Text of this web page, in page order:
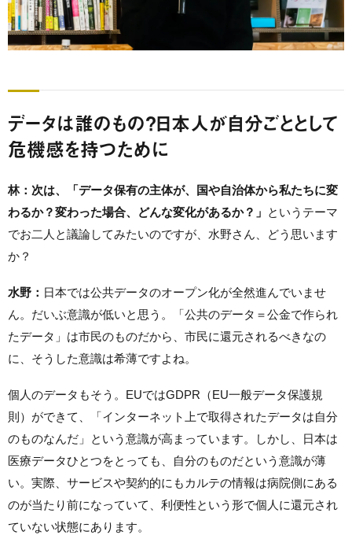
データは誰のもの？日本人が自分ごととして
危機感を持つために
林：次は、「データ保有の主体が、国や自治体から私たちに変
わるか？変わった場合、どんな変化があるか？」 というテーマ
でお二人と議論してみたいのですが、水野さん、どう思います
か？
水野： 日本では公共データのオープン化が全然進んでいませ
ん。だいぶ意識が低いと思う。「公共のデータ＝公金で作られ
たデータ」は市民のものだから、市民に還元されるべきなの
に、そうした意識は希薄ですよね。
個人のデータもそう。EUではGDPR（EU一般データ保護規
則）ができて、「インターネット上で取得されたデータは自分
のものなんだ」という意識が高まっています。しかし、日本は
医療データひとつをとっても、自分のものだという意識が薄
い。実際、サービスや契約的にもカルテの情報は病院側にある
のが当たり前になっていて、利便性という形で個人に還元され
ていない状態にあります。